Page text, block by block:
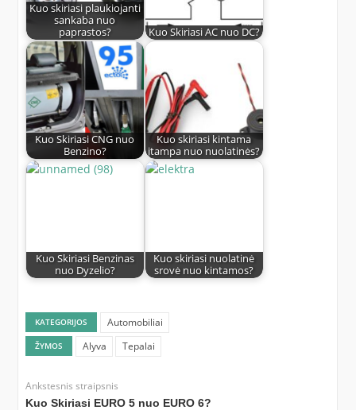
Kuo skiriasi plaukiojanti
sankaba nuo
paprastos?
Kuo Skiriasi AC nuo DC?
Kuo Skiriasi CNG nuo
Benzino?
Kuo skiriasi kintama
įtampa nuo nuolatinės?
Kuo Skiriasi Benzinas
nuo Dyzelio?
Kuo skiriasi nuolatinė
srovė nuo kintamos?
KATEGORIJOS Automobiliai
ŽYMOS Alyva Tepalai
Ankstesnis straipsnis
Kuo Skiriasi EURO 5 nuo EURO 6?